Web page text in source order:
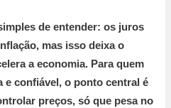
de entender: os juros
mas isso deixa o
a economia. Para quem
e confiável, o ponto central é
preços, só que pesa no